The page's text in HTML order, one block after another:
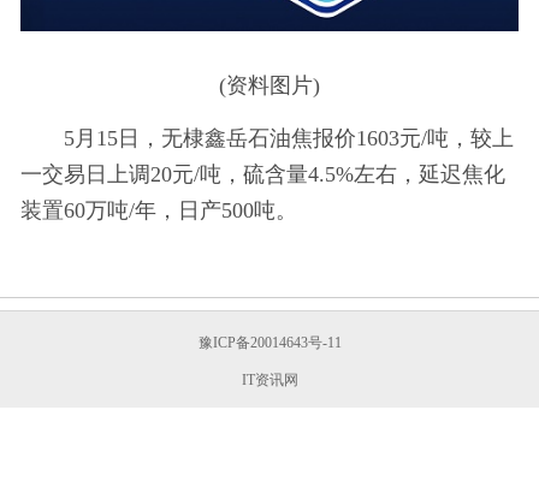
(资料图片)
5月15日，无棣鑫岳石油焦报价1603元/吨，较上
一交易日上调20元/吨，硫含量4.5%左右，延迟焦化
装置60万吨/年，日产500吨。
豫ICP备20014643号-11
IT资讯网